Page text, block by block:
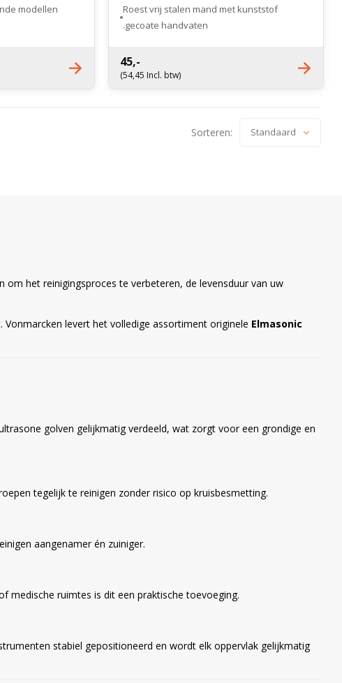
modellen
Roest vrij stalen mand met kunststof
gecoate handvaten.
45,-
(54,45 Incl. btw)
Sorteren: Standaard
om het reinigingsproces te verbeteren, de levensduur van uw
levert het volledige assortiment originele Elmasonic
golven gelijkmatig verdeeld, wat zorgt voor een grondige en
tegelijk te reinigen zonder risico op kruisbesmetting.
aangenamer én zuiniger.
medische ruimtes is dit een praktische toevoeging.
stabiel gepositioneerd en wordt elk oppervlak gelijkmatig